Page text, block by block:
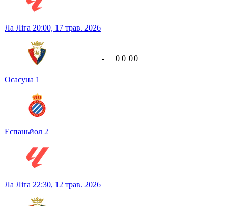
Ла Ліга 20:00, 17 трав. 2026
Осасуна 1
Еспаньйол 2
- 0 0 00
Ла Ліга 22:30, 12 трав. 2026